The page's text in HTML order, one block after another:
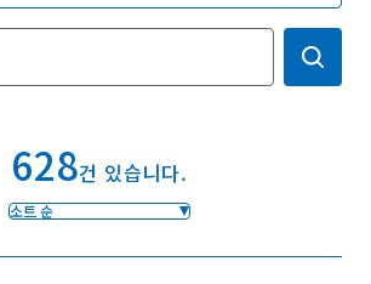
즐겨찾기
Insta YouT Insta Face
628건 있습니다.
소트 순